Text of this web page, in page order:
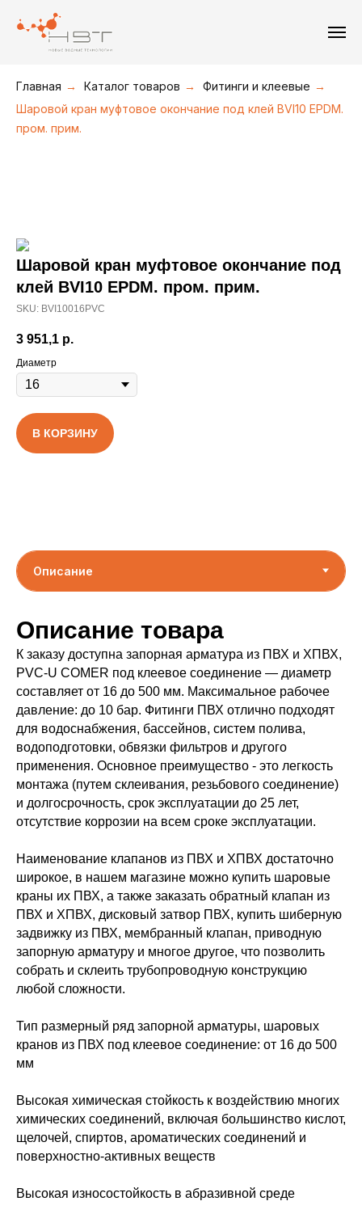
Главная → Каталог товаров → Фитинги и клеевые →
Шаровой кран муфтовое окончание под клей BVI10 EPDM.
пром. прим.
Шаровой кран муфтовое окончание под
клей BVI10 EPDM. пром. прим.
SKU: BVI10016PVC
3 951,1 р.
Диаметр
В КОРЗИНУ
Описание товара
К заказу доступна запорная арматура из ПВХ и ХПВХ,
PVC-U COMER под клеевое соединение — диаметр
составляет от 16 до 500 мм. Максимальное рабочее
давление: до 10 бар. Фитинги ПВХ отлично подходят
для водоснабжения, бассейнов, систем полива,
водоподготовки, обвязки фильтров и другого
применения. Основное преимущество - это легкость
монтажа (путем склеивания, резьбового соединение)
и долгосрочность, срок эксплуатации до 25 лет,
отсутствие коррозии на всем сроке эксплуатации.
Наименование клапанов из ПВХ и ХПВХ достаточно
широкое, в нашем магазине можно купить шаровые
краны их ПВХ, а также заказать обратный клапан из
ПВХ и ХПВХ, дисковый затвор ПВХ, купить шиберную
задвижку из ПВХ, мембранный клапан, приводную
запорную арматуру и многое другое, что позволить
собрать и склеить трубопроводную конструкцию
любой сложности.
Тип размерный ряд запорной арматуры, шаровых
кранов из ПВХ под клеевое соединение: от 16 до 500
мм
Высокая химическая стойкость к воздействию многих
химических соединений, включая большинство кислот,
щелочей, спиртов, ароматических соединений и
поверхностно-активных веществ
Высокая износостойкость в абразивной среде